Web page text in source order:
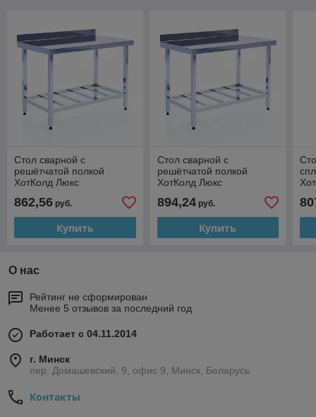
Стол сварной с
решётчатой полкой
ХотКолд Люкс
862,56 руб.
Купить
Стол сварной с
решётчатой полкой
ХотКолд Люкс
894,24руб.
Купить
О нас
Рейтинг не сформирован
Менее 5 отзывов за последний год
Работает с 04.11.2014
г. Минск
пер. Домашевский, 9, офис 9, Минск, Беларусь
Контакты